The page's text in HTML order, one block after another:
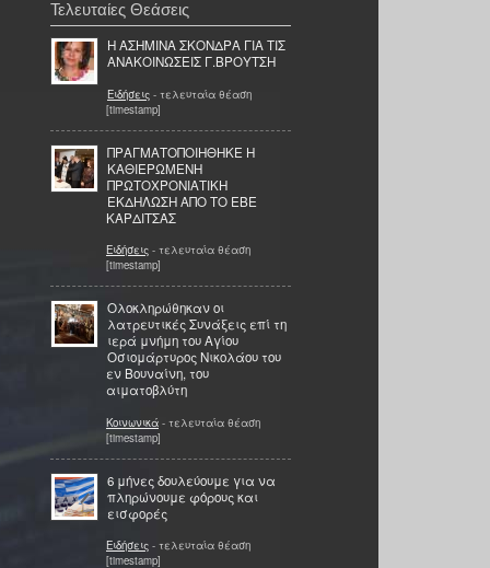
Τελευταίες Θεάσεις
Η ΑΣΗΜΙΝΑ ΣΚΟΝΔΡΑ ΓΙΑ ΤΙΣ
ΑΝΑΚΟΙΝΩΣΕΙΣ Γ.ΒΡΟΥΤΣΗ
Ειδήσεις - τελευταία θέαση
[timestamp]
ΠΡΑΓΜΑΤΟΠΟΙΗΘΗΚΕ Η
ΚΑΘΙΕΡΩΜΕΝΗ
ΠΡΩΤΟΧΡΟΝΙΑΤΙΚΗ
ΕΚΔΗΛΩΣΗ ΑΠΟ ΤΟ ΕΒΕ
ΚΑΡΔΙΤΣΑΣ
Ειδήσεις - τελευταία θέαση
[timestamp]
Ολοκληρώθηκαν οι
λατρευτικές Συνάξεις επί τη
ιερά μνήμη του Αγίου
Οσιομάρτυρος Νικολάου του
εν Βουναίνη, του
αιματοβλύτη
Κοινωνικά - τελευταία θέαση
[timestamp]
6 μήνες δουλεύουμε για να
πληρώνουμε φόρους και
εισφορές
Ειδήσεις - τελευταία θέαση
[timestamp]